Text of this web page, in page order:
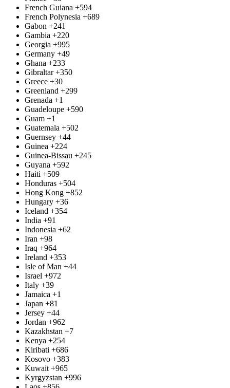
French Guiana +594
French Polynesia +689
Gabon +241
Gambia +220
Georgia +995
Germany +49
Ghana +233
Gibraltar +350
Greece +30
Greenland +299
Grenada +1
Guadeloupe +590
Guam +1
Guatemala +502
Guernsey +44
Guinea +224
Guinea-Bissau +245
Guyana +592
Haiti +509
Honduras +504
Hong Kong +852
Hungary +36
Iceland +354
India +91
Indonesia +62
Iran +98
Iraq +964
Ireland +353
Isle of Man +44
Israel +972
Italy +39
Jamaica +1
Japan +81
Jersey +44
Jordan +962
Kazakhstan +7
Kenya +254
Kiribati +686
Kosovo +383
Kuwait +965
Kyrgyzstan +996